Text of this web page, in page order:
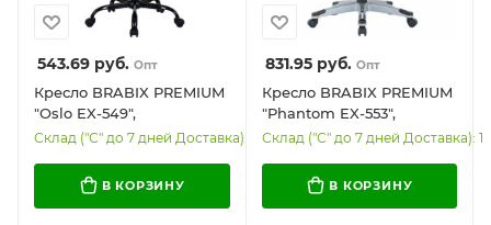
543.69 руб. Опт
Кресло BRABIX PREMIUM
"Oslo EX-549",
рециклированная кожа,
черное, 532978
Склад ("С" до 7 дней Доставка): 45
В КОРЗИНУ
831.95руб. Опт
Кресло BRABIX PREMIUM
"Phantom EX-553",
рециклированная кожа,
подголовник, черное,
532940
Склад ("С" до 7 дней Доставка): 1
В КОРЗИНУ